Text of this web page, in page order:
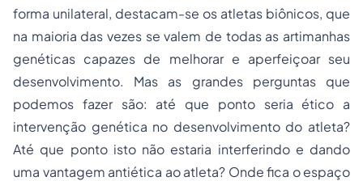
forma unilateral, destacam-se os atletas biônicos, que
na maioria das vezes se valem de todas as artimanhas
genéticas capazes de melhorar e aperfeiçoar seu
desenvolvimento. Mas as grandes perguntas que
podemos fazer são: até que ponto seria ético a
intervenção genética no desenvolvimento do atleta?
Até que ponto isto não estaria interferindo e dando
uma vantagem antiética ao atleta? Onde fica o espaço